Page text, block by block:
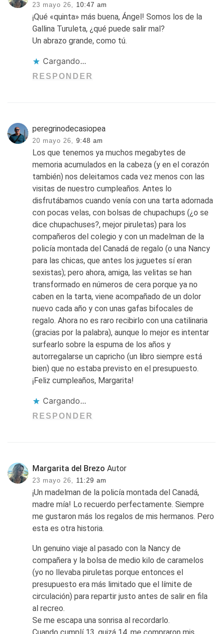
23 mayo 26, 10:47 am
¡Qué «quinta» más buena, Ángel! Somos los de la
Gallina Turuleta, ¿qué puede salir mal?
Un abrazo grande, como tú.
Cargando...
RESPONDER
peregrinodecasiopea
20 mayo 26, 9:48 am
Los que tenemos ya muchos megabytes de
memoria acumulados en la cabeza (y en el corazón
también) nos deleitamos cada vez menos con las
visitas de nuestro cumpleaños. Antes lo
disfrutábamos cuando venía con una tarta adornada
con pocas velas, con bolsas de chupachups (¿o se
dice chupachuses?, mejor piruletas) para los
compañeros del colegio y con un madelman de la
policía montada del Canadá de regalo (o una Nancy
para las chicas, que antes los juguetes sí eran
sexistas); pero ahora, amiga, las velitas se han
transformado en números de cera porque ya no
caben en la tarta, viene acompañado de un dolor
nuevo cada año y con unas gafas bifocales de
regalo. Ahora no es raro recibirlo con una catilinaria
(gracias por la palabra), aunque lo mejor es intentar
surfearlo sobre la espuma de los años y
autorregalarse un capricho (un libro siempre está
bien) que no estaba previsto en el presupuesto.
¡Feliz cumpleaños, Margarita!
Cargando...
RESPONDER
Margarita del Brezo Autor
23 mayo 26, 11:29 am
¡Un madelman de la policía montada del Canadá,
madre mía! Lo recuerdo perfectamente. Siempre
me gustaron más los regalos de mis hermanos. Pero
esta es otra historia.
Un genuino viaje al pasado con la Nancy de
compañera y la bolsa de medio kilo de caramelos
(yo no llevaba piruletas porque entonces el
presupuesto era más limitado que el límite de
circulación) para repartir justo antes de salir en fila
al recreo.
Se me escapa una sonrisa al recordarlo.